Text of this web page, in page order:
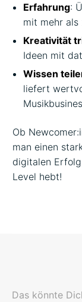
Erfahrung:
mit mehr als
Kreativität
Ideen mit
Wissen
liefert
Ob
man einen
digitalen
Level hebt!
Das könnte